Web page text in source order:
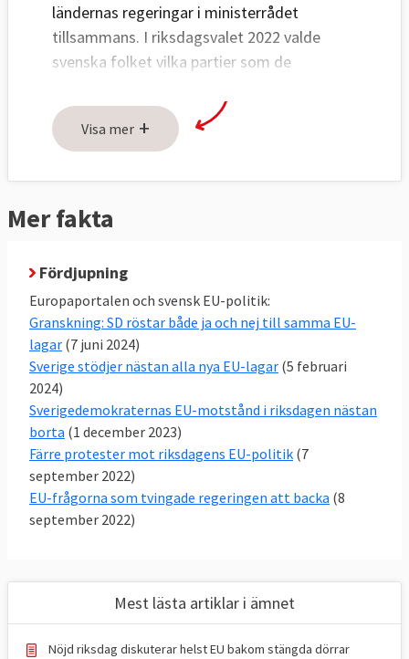
ländernas regeringar i ministerrådet
tillsammans. I riksdagsvalet 2022 valde
svenska folket vilka partier som de
politik i ministerrådet. Ordningen är att
riksdagens EU-nämnd bestämmer EU-
Riksdagen bestämmer inte hur de svenska
ledamöter ska rösta i Europaparlamentet.
visar att det råder en relativt stor politisk
enighet i EU-frågor hos en majoritet
avriksdagspartierna i Sverige. Under
regeringen Kristerssons första år var sex
partier S, M,C,KD,MP och L helt överens i 72
procent av samtliga 286 EU-frågor, stora
som små. För första gången var
Sverigedemokraterna det partiet utanför
regeringensom minst gick emot
EU-politik, vilket är en tydlig förändring mot
SD:s tidigare hållning.
Visa mer +
Mer fakta
Fördjupning
Europaportalen och svensk EU-politik:
Granskning: SD röstar både ja och nej till samma EU-
lagar (7 juni 2024)
Sverige stödjer nästan alla nya EU-lagar (5 februari
2024)
Sverigedemokraternas EU-motstånd i riksdagen nästan
borta (1 december 2023)
Färre protester mot riksdagens EU-politik (7
september 2022)
EU-frågorna som tvingade regeringen att backa (8
september 2022)
Mest lästa artiklar i ämnet
Nöjd riksdag diskuterar helst EU bakom stängda dörrar